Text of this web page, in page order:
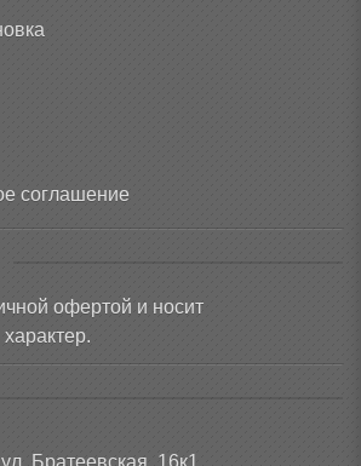
соглашение
офертой и носит
Братеевская, 16к1